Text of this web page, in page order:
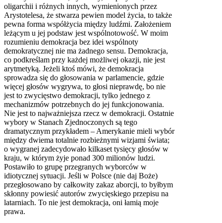
oligarchii i różnych innych, wymienionych przez
Arystotelesa, że stwarza pewien model życia, to także
pewna forma współżycia między ludźmi. Założeniem
leżącym u jej podstaw jest wspólnotowość. W moim
rozumieniu demokracja bez idei wspólnoty
demokratycznej nie ma żadnego sensu. Demokracja,
co podkreślam przy każdej możliwej okazji, nie jest
arytmetyką. Jeżeli ktoś mówi, że demokracja
sprowadza się do głosowania w parlamencie, gdzie
więcej głosów wygrywa, to głosi nieprawdę, bo nie
jest to zwycięstwo demokracji, tylko jednego z
mechanizmów potrzebnych do jej funkcjonowania.
Nie jest to najważniejsza rzecz w demokracji. Ostatnie
wybory w Stanach Zjednoczonych są tego
dramatycznym przykładem – Amerykanie mieli wybór
między dwiema totalnie rozbieżnymi wizjami świata;
o wygranej zadecydowało kilkaset tysięcy głosów w
kraju, w którym żyje ponad 300 milionów ludzi.
Postawiło to grupę przegranych wyborców w
idiotycznej sytuacji. Jeśli w Polsce (nie daj Boże)
przegłosowano by całkowity zakaz aborcji, to byłbym
skłonny powiesić autorów zwycięskiego przepisu na
latarniach. To nie jest demokracja, oni łamią moje
prawa.